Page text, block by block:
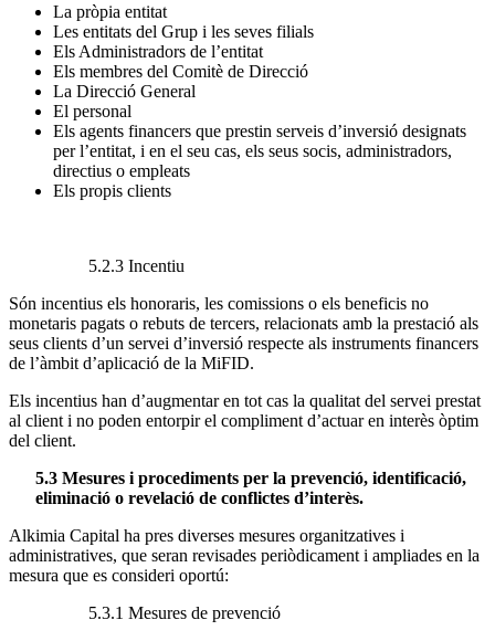
La pròpia entitat
Les entitats del Grup i les seves filials
Els Administradors de l’entitat
Els membres del Comitè de Direcció
La Direcció General
El personal
Els agents financers que prestin serveis d’inversió designats
per l’entitat, i en el seu cas, els seus socis, administradors,
directius o empleats
Els propis clients
5.2.3 Incentiu
Són incentius els honoraris, les comissions o els beneficis no
monetaris pagats o rebuts de tercers, relacionats amb la prestació als
seus clients d’un servei d’inversió respecte als instruments financers
de l’àmbit d’aplicació de la MiFID.
Els incentius han d’augmentar en tot cas la qualitat del servei prestat
al client i no poden entorpir el compliment d’actuar en interès òptim
del client.
5.3 Mesures i procediments per la prevenció, identificació,
eliminació o revelació de conflictes d’interès.
Alkimia Capital ha pres diverses mesures organitzatives i
administratives, que seran revisades periòdicament i ampliades en la
mesura que es consideri oportú:
5.3.1 Mesures de prevenció